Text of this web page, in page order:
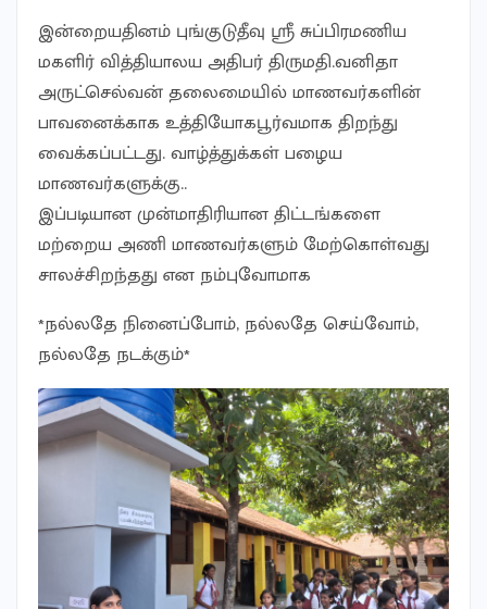
இன்றையதினம் புங்குடுதீவு ஸ்ரீ சுப்பிரமணிய
மகளிர் வித்தியாலய அதிபர் திருமதி.வனிதா
அருட்செல்வன் தலைமையில் மாணவர்களின்
பாவனைக்காக உத்தியோகபூர்வமாக திறந்து
வைக்கப்பட்டது. வாழ்த்துக்கள் பழைய
மாணவர்களுக்கு..
இப்படியான முன்மாதிரியான திட்டங்களை
மற்றைய அணி மாணவர்களும் மேற்கொள்வது
சாலச்சிறந்தது என நம்புவோமாக
*நல்லதே நினைப்போம், நல்லதே செய்வோம்,
நல்லதே நடக்கும்*